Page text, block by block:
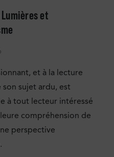
et
et à la lecture
son sujet ardu, est
à tout lecteur intéressé
compréhension de
perspective